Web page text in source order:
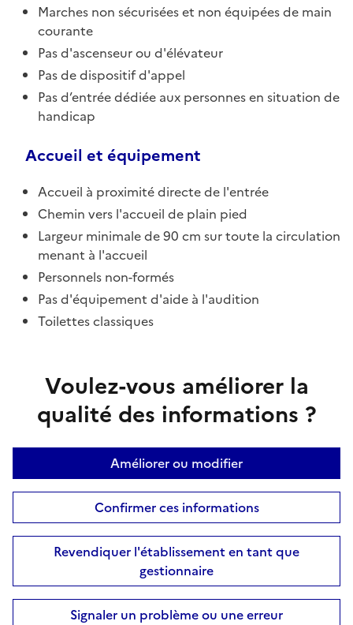
Marches non sécurisées et non équipées de main
courante
Pas d'ascenseur ou d'élévateur
Pas de dispositif d'appel
Pas d’entrée dédiée aux personnes en situation de
handicap
Accueil et équipement
Accueil à proximité directe de l'entrée
Chemin vers l'accueil de plain pied
Largeur minimale de 90 cm sur toute la circulation
menant à l'accueil
Personnels non-formés
Pas d'équipement d'aide à l'audition
Toilettes classiques
Voulez-vous améliorer la
qualité des informations ?
Améliorer ou modifier
Confirmer ces informations
Revendiquer l'établissement en tant que
gestionnaire
Signaler un problème ou une erreur